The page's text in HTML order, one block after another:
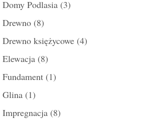
Domy Podlasia (3)
Drewno (8)
Drewno księżycowe (4)
Elewacja (8)
Fundament (1)
Glina (1)
Impregnacja (8)